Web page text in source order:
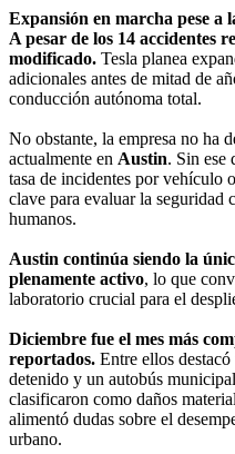
Expansión en marcha pese a
A pesar de los 14 accidentes
modificado. Tesla planea
adicionales antes de mitad de
conducción autónoma total.
No obstante, la empresa no ha
actualmente en Austin. Sin ese
tasa de incidentes por vehículo
clave para evaluar la seguridad
humanos.
Austin continúa siendo la
plenamente activo, lo que
laboratorio crucial para el
Diciembre fue el mes más
reportados. Entre ellos
detenido y un autobús
clasificaron como daños
alimentó dudas sobre el
urbano.